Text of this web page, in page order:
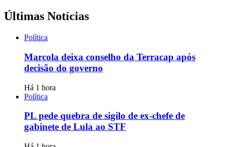
Últimas Notícias
Política
Marcola deixa conselho da Terracap após
decisão do governo
Há 1 hora
Política
PL pede quebra de sigilo de ex-chefe de
gabinete de Lula ao STF